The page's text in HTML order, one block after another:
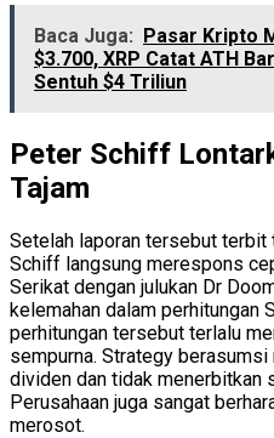
Baca Juga: Pasar Kripto
$3.700, XRP Catat ATH
Sentuh $4 Triliun
Peter Schiff
Tajam
Setelah laporan tersebut terbit
Schiff langsung merespons
Serikat dengan julukan Dr
kelemahan dalam perhitungan
perhitungan tersebut terlalu
sempurna. Strategy
dividen dan tidak menerbitkan
Perusahaan juga sangat
merosot.